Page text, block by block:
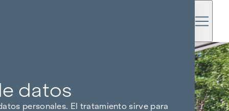
datos
personales. El tratamiento sirve para